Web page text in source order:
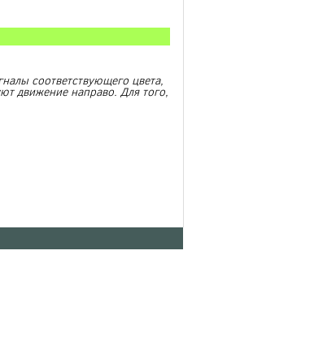
соответствующего цвета,
движение направо. Для того,